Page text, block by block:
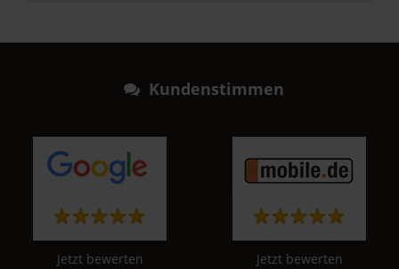
Kundenstimmen
Jetzt bewerten Jetzt bewerten